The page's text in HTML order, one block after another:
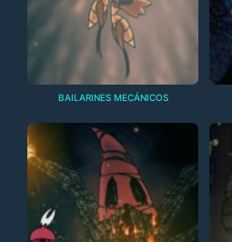
BAILARINES MECÁNICOS